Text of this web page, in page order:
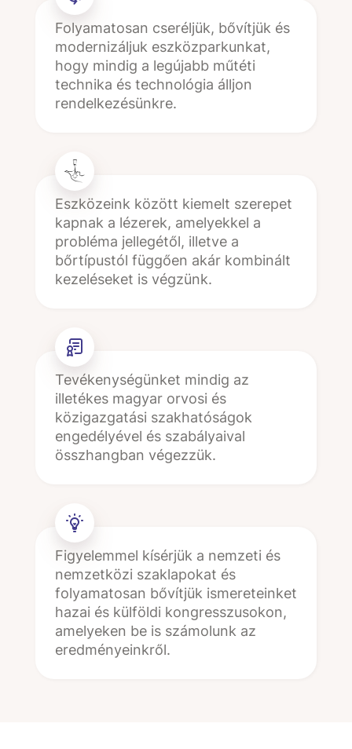
Folyamatosan cseréljük, bővítjük és
modernizáljuk eszközparkunkat,
hogy mindig a legújabb műtéti
technika és technológia álljon
rendelkezésünkre.
Eszközeink között kiemelt szerepet
kapnak a lézerek, amelyekkel a
probléma jellegétől, illetve a
bőrtípustól függően akár kombinált
kezeléseket is végzünk.
Tevékenységünket mindig az
illetékes magyar orvosi és
közigazgatási szakhatóságok
engedélyével és szabályaival
összhangban végezzük.
Figyelemmel kísérjük a nemzeti és
nemzetközi szaklapokat és
folyamatosan bővítjük ismereteinket
hazai és külföldi kongresszusokon,
amelyeken be is számolunk az
eredményeinkről.